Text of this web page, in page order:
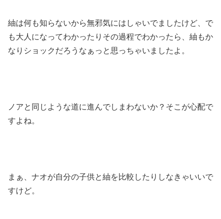
紬は何も知らないから無邪気にはしゃいでましたけど、で
も大人になってわかったりその過程でわかったら、紬もか
なりショックだろうなぁっと思っちゃいましたよ。
ノアと同じような道に進んでしまわないか？そこが心配で
すよね。
まぁ、ナオが自分の子供と紬を比較したりしなきゃいいで
すけど。